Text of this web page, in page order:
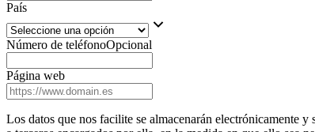
País
Número de teléfonoOpcional
Página web
Los datos que nos facilite se almacenarán electrónicamente